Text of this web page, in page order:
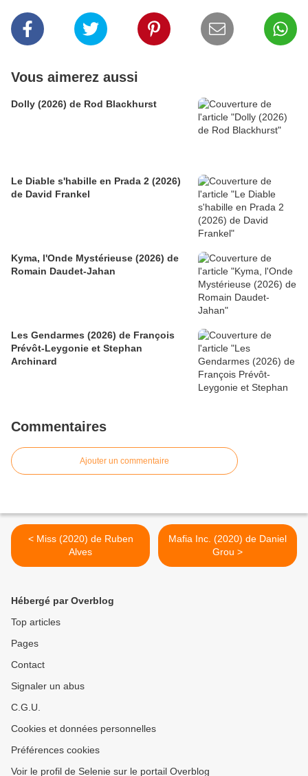
Vous aimerez aussi
Dolly (2026) de Rod Blackhurst
Le Diable s'habille en Prada 2 (2026)
de David Frankel
Kyma, l'Onde Mystérieuse (2026) de
Romain Daudet-Jahan
Les Gendarmes (2026) de François
Prévôt-Leygonie et Stephan
Archinard
Commentaires
Ajouter un commentaire
< Miss (2020) de Ruben
Alves
Mafia Inc. (2020) de Daniel
Grou >
Hébergé par Overblog
Top articles
Pages
Contact
Signaler un abus
C.G.U.
Cookies et données personnelles
Préférences cookies
Voir le profil de Selenie sur le portail Overblog